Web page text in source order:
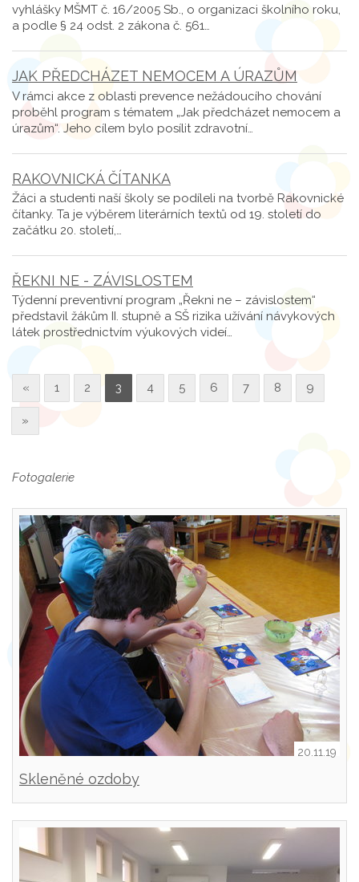
vyhlášky MŠMT č. 16/2005 Sb., o organizaci školního roku,
a podle § 24 odst. 2 zákona č. 561…
JAK PŘEDCHÁZET NEMOCEM A ÚRAZŮM
V rámci akce z oblasti prevence nežádoucího chování
proběhl program s tématem „Jak předcházet nemocem a
úrazům“. Jeho cílem bylo posílit zdravotní…
RAKOVNICKÁ ČÍTANKA
Žáci a studenti naší školy se podíleli na tvorbě Rakovnické
čítanky. Ta je výběrem literárních textů od 19. století do
začátku 20. století,…
ŘEKNI NE - ZÁVISLOSTEM
Týdenní preventivní program „Řekni ne – závislostem“
představil žákům II. stupně a SŠ rizika užívání návykových
látek prostřednictvím výukových videí…
« 1 2 3 4 5 6 7 8 9
»
Fotogalerie
20.11.19
Skleněné ozdoby